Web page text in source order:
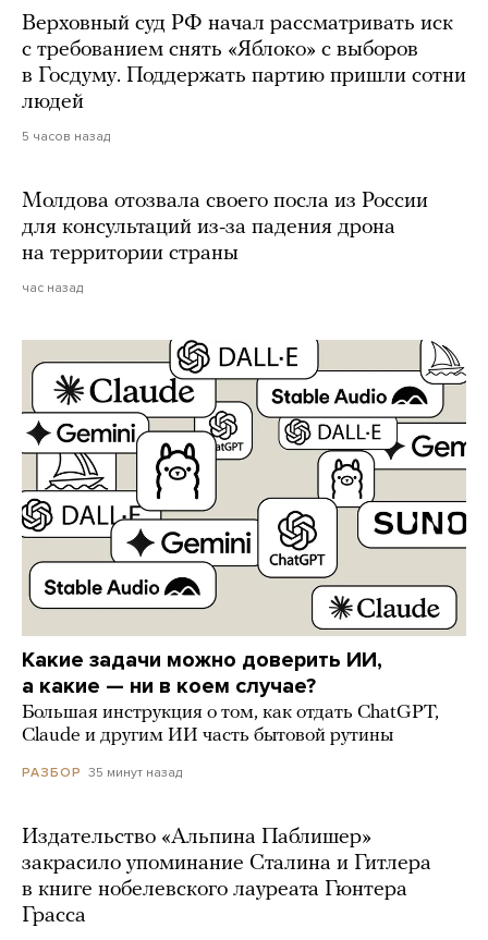
Верховный суд РФ начал рассматривать иск
с требованием снять «Яблоко» с выборов
в Госдуму. Поддержать партию пришли сотни
людей
5 часов назад
Молдова отозвала своего посла из России
для консультаций из-за падения дрона
на территории страны
час назад
Какие задачи можно доверить ИИ,
а какие — ни в коем случае?
Большая инструкция о том, как отдать ChatGPT,
Claude и другим ИИ часть бытовой рутины
РАЗБОР 35 минут назад
Издательство «Альпина Паблишер»
закрасило упоминание Сталина и Гитлера
в книге нобелевского лауреата Гюнтера
Грасса